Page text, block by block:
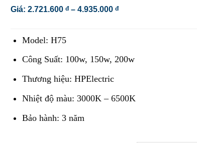
Giá: 2.721.600 đ – 4.935.000 đKhoảng
Model: H75
Công Suất: 100w, 150w, 200w
Thương hiệu: HPElectric
Nhiệt độ màu: 3000K – 6500K
Bảo hành: 3 năm